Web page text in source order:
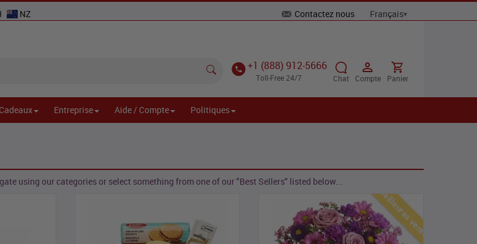
NZ Contactez nous
+1 (888) 912-5666
Toll-Free 24/7 Chat Compte Panier
Entreprise Aide / Compte Politiques
using our categories or select something from one of our "Best Sellers" listed below...
Meilleures ventes